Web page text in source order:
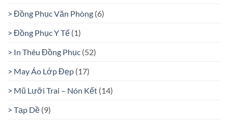
> Đồng Phục Văn Phòng (6)
> Đồng Phục Y Tế (1)
> In Thêu Đồng Phục (52)
> May Áo Lớp Đẹp (17)
> Mũ Lưỡi Trai – Nón Kết (14)
> Tạp Dề (9)